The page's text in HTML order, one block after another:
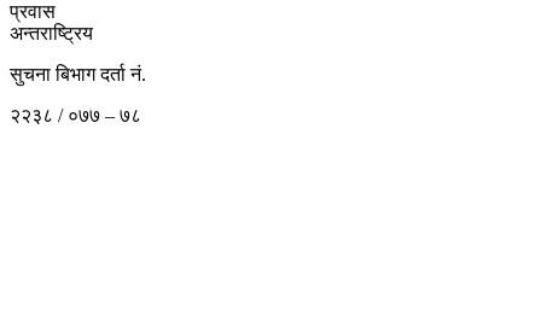
प्रवास
अन्तराष्ट्रिय
सुचना बिभाग दर्ता नं.
२२३८ / ०७७ – ७८